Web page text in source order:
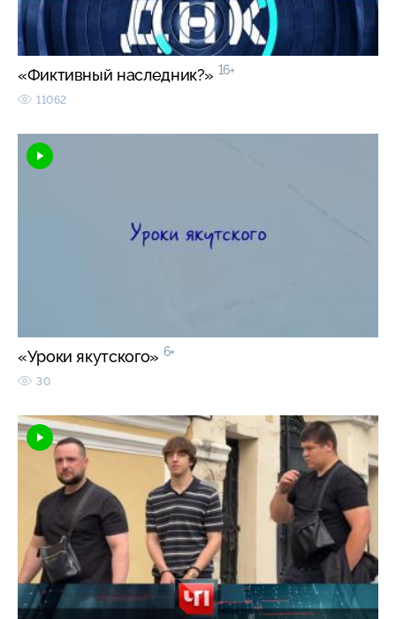
«Фиктивный наследник?» 16+
11062
«Уроки якутского» 6+
30